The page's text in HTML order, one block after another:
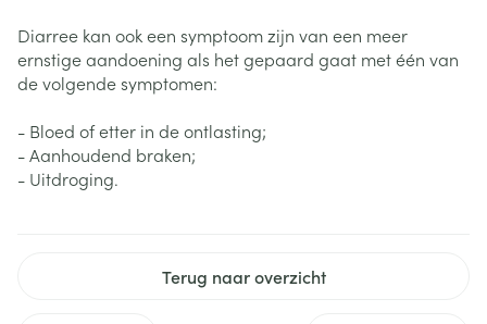
Diarree kan ook een symptoom zijn van een meer
ernstige aandoening als het gepaard gaat met één van
de volgende symptomen:
- Bloed of etter in de ontlasting;
- Aanhoudend braken;
- Uitdroging.
Terug naar overzicht